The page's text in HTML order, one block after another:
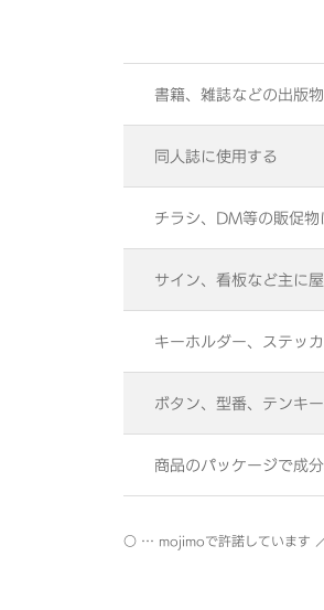
書籍、雑誌などの出版
同人誌に使用する
チラシ、DM等の販促物
サイン、看板など主に
キーホルダー、ステッ
ボタン、型番、テンキ
商品のパッケージで成
○ … mojimoで許諾しています